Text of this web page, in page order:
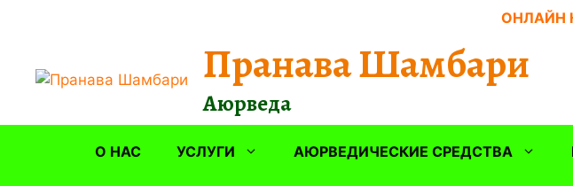
ОНЛАЙН
Пранава Шамбари
Аюрведа
О НАС УСЛУГИ АЮРВЕДИЧЕСКИЕ СРЕДСТВА